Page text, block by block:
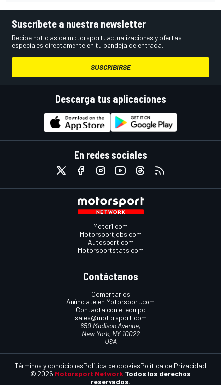
Suscríbete a nuestra newsletter
Recibe noticias de motorsport, actualizaciones y ofertas
especiales directamente en tu bandeja de entrada.
SUSCRIBIRSE
Descarga tus aplicaciones
En redes sociales
Motor1.com
Motorsportjobs.com
Autosport.com
Motorsportstats.com
Contáctanos
Comentarios
Anúnciate en Motorsport.com
Contacta con el equipo
sales@motorsport.com
650 Madison Avenue,
New York, NY 10022
USA
© 2026 Motorsport Network Todos los derechos
reservados.
Términos y condicionesPolítica de cookiesPolítica de Privacidad